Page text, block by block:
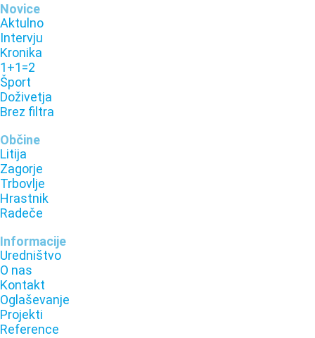
Novice
Aktulno
Intervju
Kronika
1+1=2
Šport
Doživetja
Brez filtra
Občine
Litija
Zagorje
Trbovlje
Hrastnik
Radeče
Informacije
Uredništvo
O nas
Kontakt
Oglaševanje
Projekti
Reference